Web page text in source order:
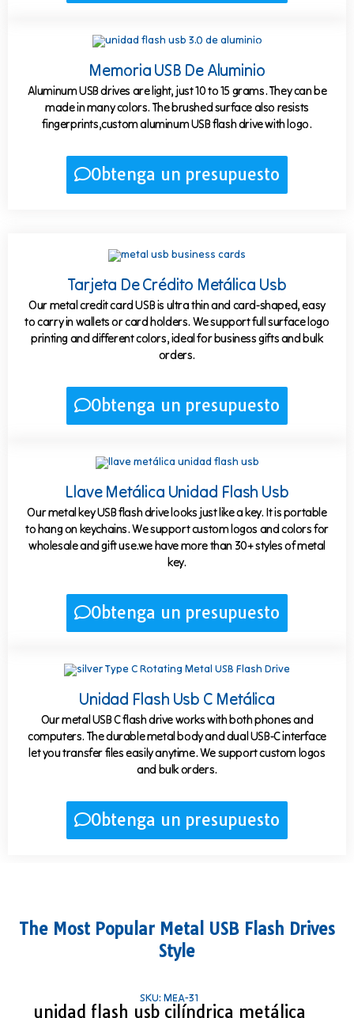
Memoria USB De Aluminio
Aluminum USB drives are light, just 10 to 15 grams. They can be
made in many colors. The brushed surface also resists
fingerprints,custom aluminum USB flash drive with logo.
Obtenga un presupuesto
Tarjeta De Crédito Metálica Usb
Our metal credit card USB is ultra thin and card-shaped, easy
to carry in wallets or card holders. We support full surface logo
printing and different colors, ideal for business gifts and bulk
orders.
Obtenga un presupuesto
Llave Metálica Unidad Flash Usb
Our metal key USB flash drive looks just like a key. It is portable
to hang on keychains. We support custom logos and colors for
wholesale and gift use.we have more than 30+ styles of metal
key.
Obtenga un presupuesto
Unidad Flash Usb C Metálica
Our metal USB C flash drive works with both phones and
computers. The durable metal body and dual USB-C interface
let you transfer files easily anytime. We support custom logos
and bulk orders.
Obtenga un presupuesto
The Most Popular Metal USB Flash Drives
Style
SKU: MEA-31
unidad flash usb cilíndrica metálica